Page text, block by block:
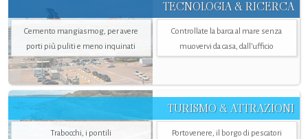
TECNOLOGIA & RICERCA
Cemento mangiasmog, per avere
porti più puliti e meno inquinati
Controllate la barca al mare senza
muovervi da casa, dall’ufficio
TURISMO & ATTRAZIONI
Trabocchi, i pontili
Portovenere, il borgo di pescatori